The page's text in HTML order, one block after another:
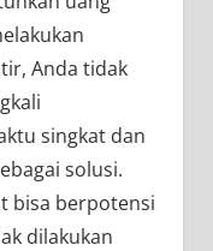
Anda tidak
singkat dan
solusi.
bisa berpotensi
dilakukan